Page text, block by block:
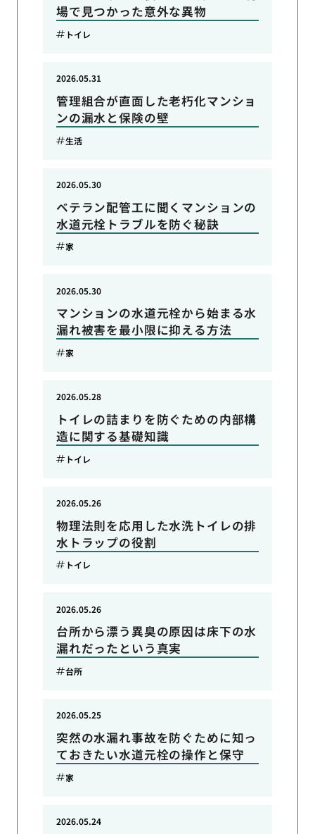
場で見つかった意外な異物
トイレ
管理組合が直面した老朽化マンショ
ンの漏水と保険の壁
2026.05.31
生活
ベテラン配管工に聞くマンションの
水道元栓トラブルを防ぐ秘訣
2026.05.30
家
マンションの水道元栓から始まる水
漏れ被害を最小限に抑える方法
2026.05.30
家
トイレの詰まりを防ぐための内部構
造に関する基礎知識
2026.05.28
トイレ
物理法則を応用した水洗トイレの排
水トラップの役割
2026.05.26
トイレ
台所から漂う異臭の原因は床下の水
漏れだったという真実
2026.05.26
台所
突然の水漏れ事故を防ぐために知っ
ておきたい水道元栓の操作と保守
2026.05.25
家
2026.05.24